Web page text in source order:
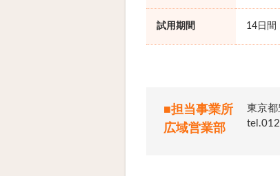
試用期間 14日間
■担当事業所
広域営業部
東京